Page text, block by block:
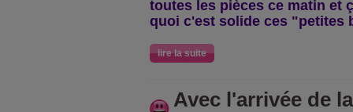
toutes les pièces ce matin et
quoi c'est solide ces "petites
lire la suite
Avec l'arrivée de